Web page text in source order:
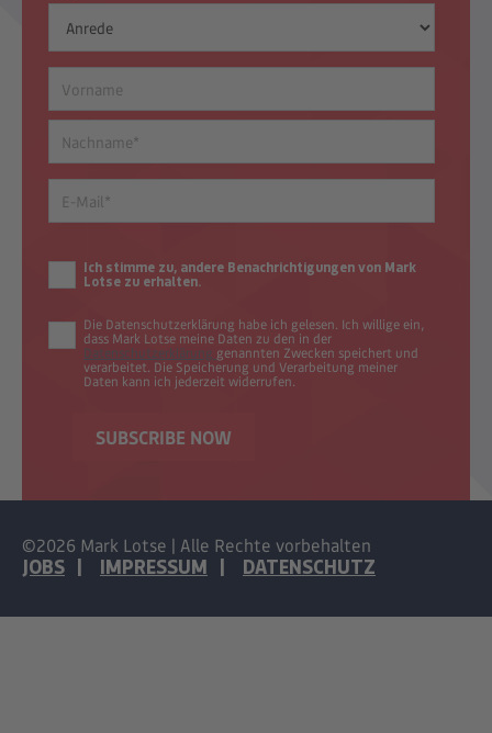
Ich stimme zu, andere Benachrichtigungen von Mark
Lotse zu erhalten.
Die Datenschutzerklärung habe ich gelesen. Ich willige ein,
dass Mark Lotse meine Daten zu den in der
Datenschutzerklärung genannten Zwecken speichert und
verarbeitet. Die Speicherung und Verarbeitung meiner
Daten kann ich jederzeit widerrufen.
©2026 Mark Lotse | Alle Rechte vorbehalten
JOBS IMPRESSUM DATENSCHUTZ